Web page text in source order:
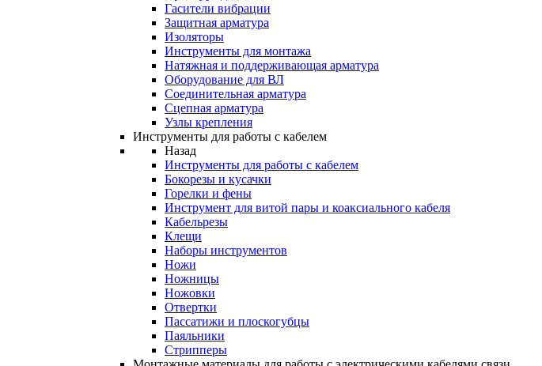
Гасители вибрации
Защитная арматура
Изоляторы
Инструменты для монтажа
Натяжная и поддерживающая арматура
Оборудование для ВЛ
Соединительная арматура
Сцепная арматура
Узлы крепления
Инструменты для работы с кабелем
Назад
Инструменты для работы с кабелем
Бокорезы и кусачки
Горелки и фены
Инструмент для витой пары и коаксиального кабеля
Кабельрезы
Клещи
Наборы инструментов
Ножи
Ножницы
Ножовки
Отвертки
Пассатижи и плоскогубцы
Паяльники
Стрипперы